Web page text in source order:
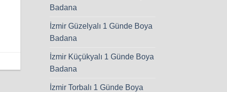
Badana
İzmir Güzelyalı 1 Günde Boya
Badana
İzmir Küçükyalı 1 Günde Boya
Badana
İzmir Torbalı 1 Günde Boya